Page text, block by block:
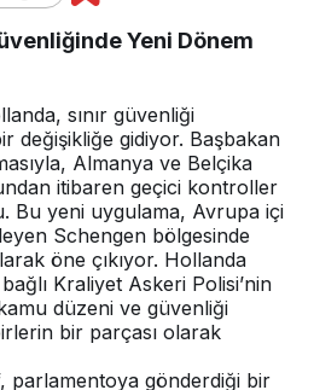
Yeni Dönem
sınır güvenliği
değişikliğe gidiyor. Başbakan
Almanya ve Belçika
itibaren geçici kontroller
Bu yeni uygulama, Avrupa içi
Schengen bölgesinde
öne çıkıyor. Hollanda
Kraliyet Askeri Polisi’nin
düzeni ve güvenliği
bir parçası olarak
parlamentoya gönderdiği bir